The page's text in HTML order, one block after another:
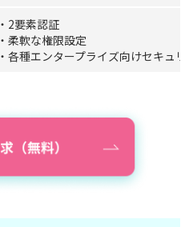
・2要素認証
・柔軟な権限設定
・各種エンタープライズ向けセキュリ